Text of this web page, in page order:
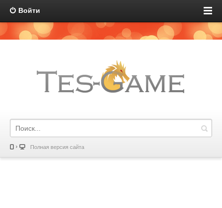
Войти
Полная версия сайта